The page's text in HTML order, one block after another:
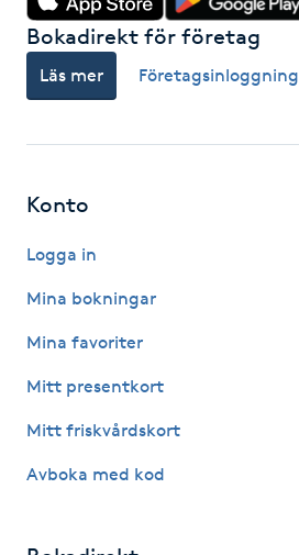
Hot yoga
Hudföryngring
Hudvård
Hyaluronsyra
Hypnos
Bokadirekt för företag
Läs mer Företagsinloggning
Konto
Logga in
Mina bokningar
Mina favoriter
Mitt presentkort
Mitt friskvårdskort
Avboka med kod